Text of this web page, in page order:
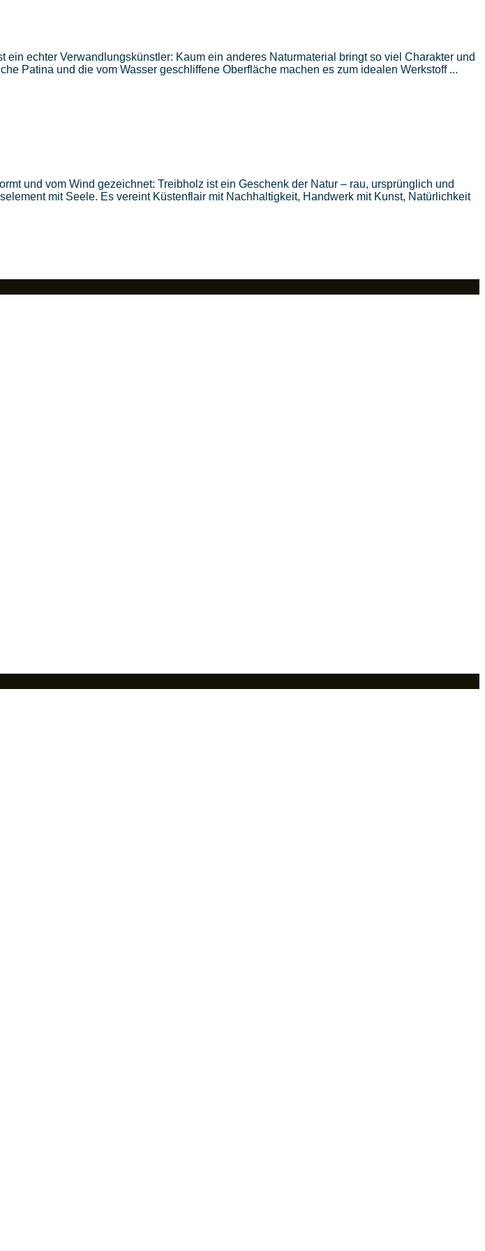
echter Verwandlungskünstler: Kaum ein anderes Naturmaterial bringt so viel Charakter und
Patina und die vom Wasser geschliffene Oberfläche machen es zum idealen Werkstoff ...
und vom Wind gezeichnet: Treibholz ist ein Geschenk der Natur – rau, ursprünglich und
mit Seele. Es vereint Küstenflair mit Nachhaltigkeit, Handwerk mit Kunst, Natürlichkeit